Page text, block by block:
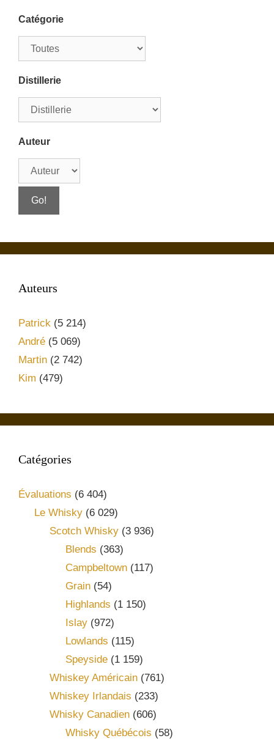
Catégorie
Distillerie
Auteur
Auteurs
Patrick (5 214)
André (5 069)
Martin (2 742)
Kim (479)
Catégories
Évaluations (6 404)
Le Whisky(6 029)
Scotch Whisky (3 936)
Blends (363)
Campbeltown(117)
Grain(54)
Highlands (1 150)
Islay(972)
Lowlands (115)
Speyside(1 159)
Whiskey Américain (761)
Whiskey Irlandais (233)
Whisky Canadien (606)
Whisky Québécois (58)